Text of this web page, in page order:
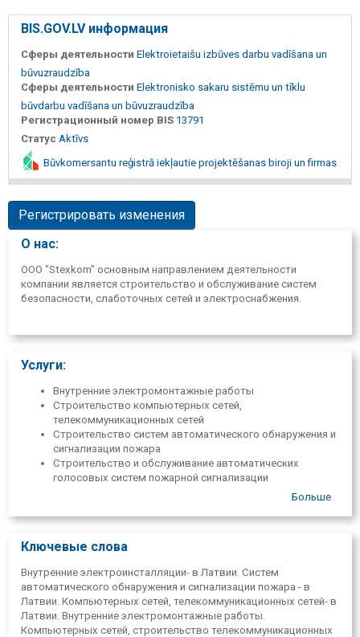
BIS.GOV.LV информация
Сферы деятельности Elektroietaišu izbūves darbu vadīšana un
būvuzraudzība
Сферы деятельности Elektronisko sakaru sistēmu un tīklu
būvdarbu vadīšana un būvuzraudzība
Регистрационный номер BIS 13791
Статус Aktīvs
Būvkomersantu reģistrā iekļautie projektēšanas biroji un firmas
Регистрировать изменения
О нас:
ООО "Stexkom" основным направлением деятельности
компании является строительство и обслуживание систем
безопасности, слаботочных сетей и электроснабжения.
Услуги:
Внутренние электромонтажные работы
Строительство компьютерных сетей,
телекоммуникационных сетей
Строительство систем автоматического обнаружения и
сигнализации пожара
Строительство и обслуживание автоматических
голосовых систем пожарной сигнализации
Строительство и обслуживание систем охраны и
Установка и обслуживание систем видеонаблюдения
заземления.
Строительство сетей низкого напряжения
Больше
Ключевые слова
Внутренние электроинсталляции- в Латвии. Систем
автоматического обнаружения и сигнализации пожара - в
Латвии. Компьютерных сетей, телекоммуникационных сетей- в
Латвии. Внутренние электромонтажные работы.
Компьютерных сетей, строительство телекоммуникационных